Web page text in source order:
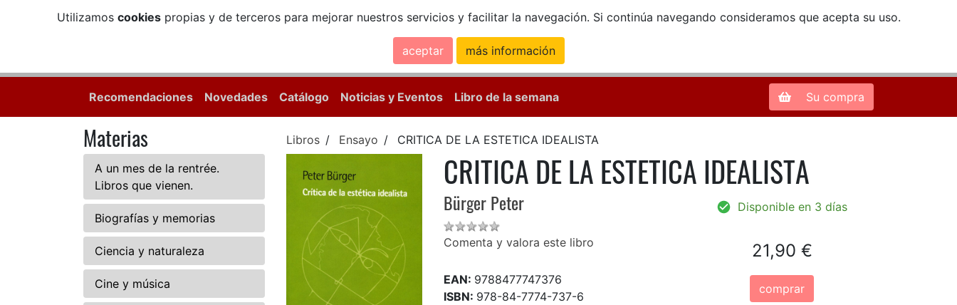
Utilizamos cookiespropias y de terceros para mejorar nuestros servicios y facilitar la navegación. Si continúa navegando consideramos que acepta su uso.
aceptar más información
Zona de Clientes
Recomendaciones Novedades Catálogo Noticias y Eventos Libro de la semana Su compra
Materias
A un mes de la rentrée.
Libros que vienen.
Biografías y memorias
Ciencia y naturaleza
Cine y música
Libros Ensayo CRITICA DE LA ESTETICA IDEALISTA
CRITICA DE LA ESTETICA IDEALISTA
Bürger Peter
Comenta y valora este libro
EAN: 9788477747376
ISBN: 978-84-7774-737-6
Disponible en 3 días
21,90 €
comprar